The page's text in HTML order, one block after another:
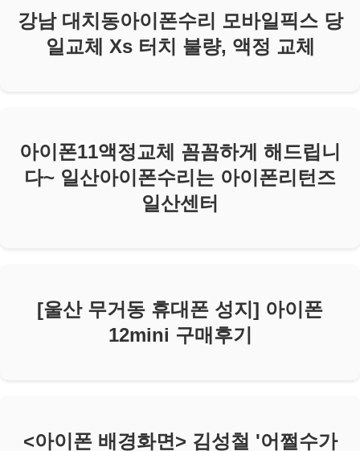
강남 대치동아이폰수리 모바일픽스 당
일교체 Xs 터치 불량, 액정 교체
아이폰11액정교체 꼼꼼하게 해드립니
다~ 일산아이폰수리는 아이폰리턴즈
일산센터
[울산 무거동 휴대폰 성지] 아이폰
12mini 구매후기
<아이폰 배경화면> 김성철 '어쩔수가